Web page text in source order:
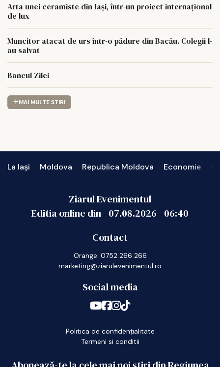
Arta unei ceramiste din Iași, într-un proiect internațional
de lux
Muncitor atacat de urs într-o pădure din Bacău. Colegii l-
au salvat
Bancul Zilei
MAI MULTE STIRI
La Iași Moldova Republica Moldova Economie
Ziarul Evenimentul
Editia online din - 07.08.2026- 06:40
Contact
Orange: 0752 266 266
marketing@ziarulevenimentul.ro
Social media
Politica de confidențialitate
Termeni si conditii